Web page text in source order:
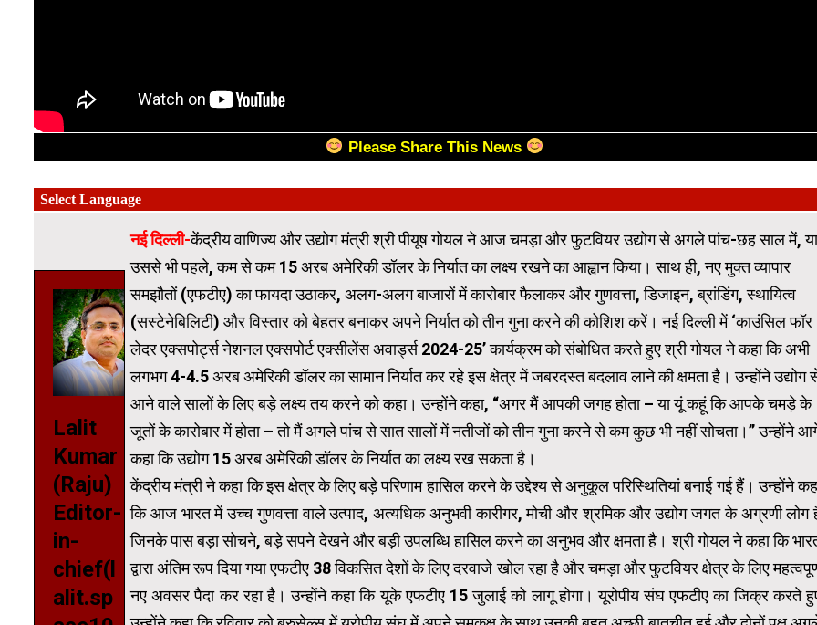
Please Share This News
Lalit
Kumar
(Raju)
Editor-
in-
chief(l
alit.sp
नई दिल्ली-केंद्रीय वाणिज्य और उद्योग मंत्री श्री पीयूष गोयल ने आज चमड़ा और फुटवियर उद्योग से अगले पांच-छह साल में, या
उससे भी पहले, कम से कम 15 अरब अमेरिकी डॉलर के निर्यात का लक्ष्य रखने का आह्वान किया। साथ ही, नए मुक्त व्यापार
समझौतों (एफटीए) का फायदा उठाकर, अलग-अलग बाजारों में कारोबार फैलाकर और गुणवत्ता, डिजाइन, ब्रांडिंग, स्थायित्व
(सस्टेनेबिलिटी) और विस्तार को बेहतर बनाकर अपने निर्यात को तीन गुना करने की कोशिश करें। नई दिल्ली में ‘काउंसिल फॉर
लेदर एक्सपोर्ट्स नेशनल एक्सपोर्ट एक्सीलेंस अवार्ड्स 2024-25’ कार्यक्रम को संबोधित करते हुए श्री गोयल ने कहा कि अभी
लगभग 4-4.5 अरब अमेरिकी डॉलर का सामान निर्यात कर रहे इस क्षेत्र में जबरदस्त बदलाव लाने की क्षमता है। उन्होंने उद्योग
आने वाले सालों के लिए बड़े लक्ष्य तय करने को कहा। उन्होंने कहा, “अगर मैं आपकी जगह होता – या यूं कहूं कि आपके चमड़े के
जूतों के कारोबार में होता – तो मैं अगले पांच से सात सालों में नतीजों को तीन गुना करने से कम कुछ भी नहीं सोचता।” उन्होंने
कहा कि उद्योग 15 अरब अमेरिकी डॉलर के निर्यात का लक्ष्य रख सकता है।
केंद्रीय मंत्री ने कहा कि इस क्षेत्र के लिए बड़े परिणाम हासिल करने के उद्देश्य से अनुकूल परिस्थितियां बनाई गई हैं। उन्होंने
कि आज भारत में उच्च गुणवत्ता वाले उत्पाद, अत्यधिक अनुभवी कारीगर, मोची और श्रमिक और उद्योग जगत के अग्रणी लोग
जिनके पास बड़ा सोचने, बड़े सपने देखने और बड़ी उपलब्धि हासिल करने का अनुभव और क्षमता है। श्री गोयल ने कहा कि
द्वारा अंतिम रूप दिया गया एफटीए 38 विकसित देशों के लिए दरवाजे खोल रहा है और चमड़ा और फुटवियर क्षेत्र के लिए
नए अवसर पैदा कर रहा है। उन्होंने कहा कि यूके एफटीए 15 जुलाई को लागू होगा। यूरोपीय संघ एफटीए का जिक्र करते